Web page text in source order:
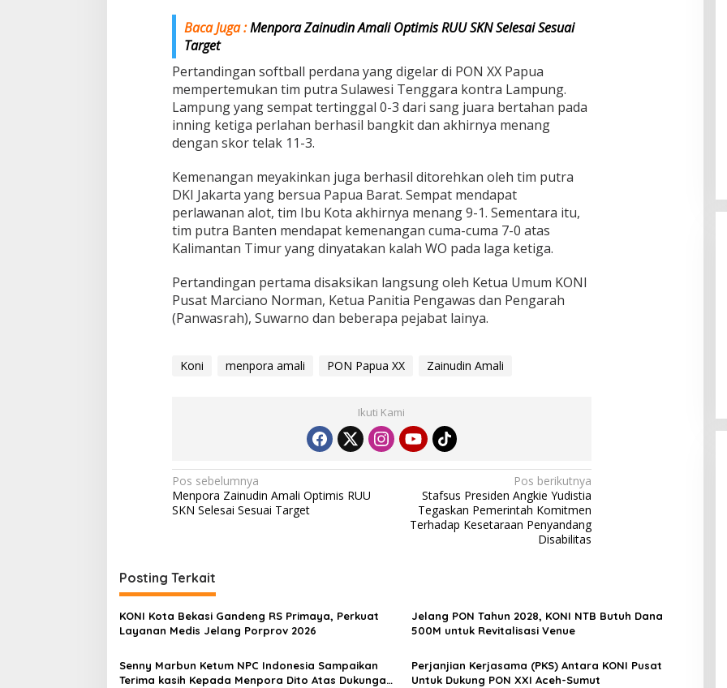
Baca Juga :Menpora Zainudin Amali Optimis RUU SKN Selesai Sesuai
Target
Pertandingan softball perdana yang digelar di PON XX Papua
mempertemukan tim putra Sulawesi Tenggara kontra Lampung.
Lampung yang sempat tertinggal 0-3 dari sang juara bertahan pada
inning ketiga perlahan berhasil bangkit dan akhirnya menang
dengan skor telak 11-3.
Kemenangan meyakinkan juga berhasil ditorehkan oleh tim putra
DKI Jakarta yang bersua Papua Barat. Sempat mendapat
perlawanan alot, tim Ibu Kota akhirnya menang 9-1. Sementara itu,
tim putra Banten mendapat kemenangan cuma-cuma 7-0 atas
Kalimantan Timur yang dinyatakan kalah WO pada laga ketiga.
Pertandingan pertama disaksikan langsung oleh Ketua Umum KONI
Pusat Marciano Norman, Ketua Panitia Pengawas dan Pengarah
(Panwasrah), Suwarno dan beberapa pejabat lainya.
Koni menpora amali PON Papua XX Zainudin Amali
Ikuti Kami
Navigasi
pos
Pos sebelumnya
Menpora Zainudin Amali Optimis RUU
SKN Selesai Sesuai Target
Pos berikutnya
Stafsus Presiden Angkie Yudistia
Tegaskan Pemerintah Komitmen
Terhadap Kesetaraan Penyandang
Disabilitas
Posting Terkait
KONI Kota Bekasi Gandeng RS Primaya, Perkuat
Layanan Medis Jelang Porprov 2026
Jelang PON Tahun 2028, KONI NTB Butuh Dana
500M untuk Revitalisasi Venue
Senny Marbun Ketum NPC Indonesia Sampaikan
Terima kasih Kepada Menpora Dito Atas Dukungan
Perjanjian Kerjasama (PKS) Antara KONI Pusat
Untuk Dukung PON XXI Aceh-Sumut
Sudarso
Di Berita, Politik